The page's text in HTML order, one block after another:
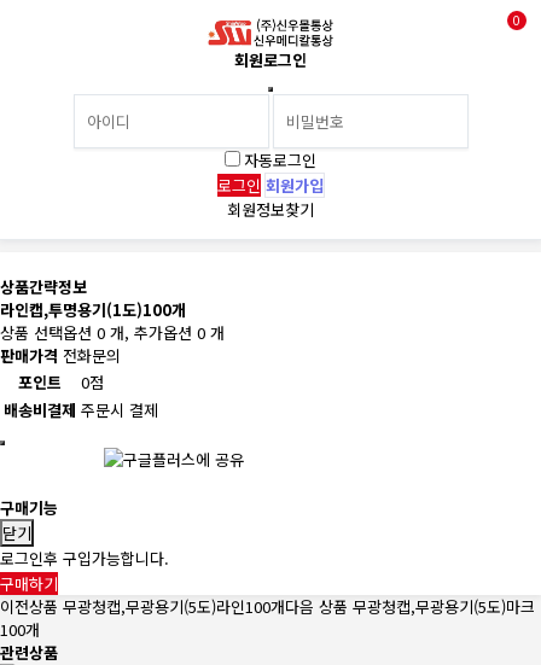
0
회원로그인
자동로그인
회원가입
회원정보찾기
상품간략정보
라인캡,투명용기(1도)100개
상품 선택옵션 0 개, 추가옵션 0 개
판매가격 전화문의
포인트
0점
배송비결제 주문시 결제
구매기능
닫기
로그인후 구입가능합니다.
구매하기
이전상품 무광청캡,무광용기(5도)라인100개다음 상품 무광청캡,무광용기(5도)마크
100개
관련상품